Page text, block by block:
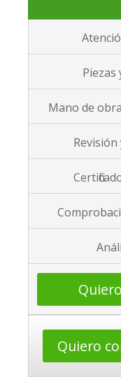
Piezas
Mano de
Quiero